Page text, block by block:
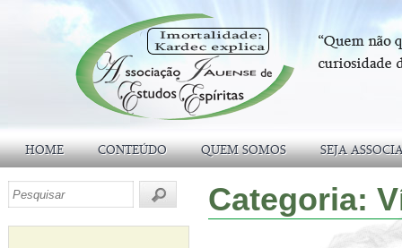
HOME CONTEÚDO QUEM SOMOS SEJA
Categoria: